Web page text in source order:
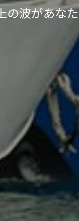
波があなた